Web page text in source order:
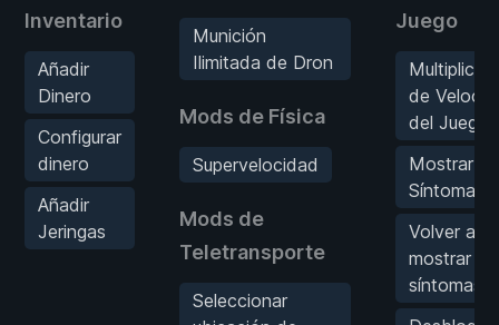
Inventario
Añadir
Dinero
Configurar
dinero
Añadir
Jeringas
Munición
Ilimitada de Dron
Mods de Física
Supervelocidad
Mods de
Teletransporte
Seleccionar
Juego
de
del Juego
Mostrar
Síntomas
Volver a
mostrar
síntomas